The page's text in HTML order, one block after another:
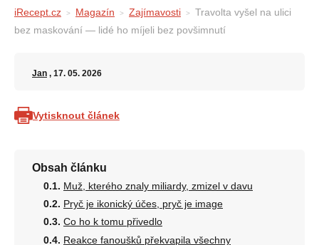
iRecept.cz Magazín Zajímavosti
Travolta vyšel na ulici
bez maskování — lidé ho míjeli bez povšimnutí
Jan , 17. 05. 2026
Vytisknout článek
Obsah článku
Muž, kterého znaly miliardy, zmizel v davu
Pryč je ikonický účes, pryč je image
Co ho k tomu přivedlo
Reakce fanoušků překvapila všechny